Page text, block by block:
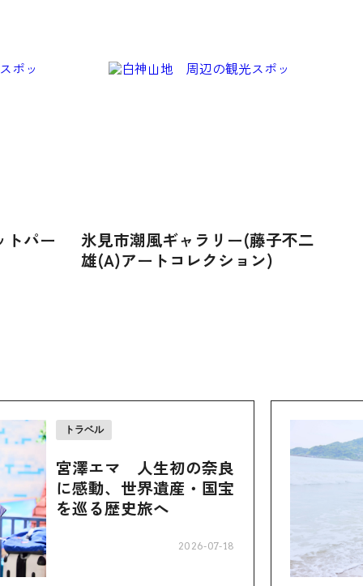
トパー
氷見市潮風ギャラリー(藤子不二
雄(A)アートコレクション)
トラベル
宮澤エマ 人生初の奈良
に感動、世界遺産・国宝
を巡る歴史旅へ
2026-07-18